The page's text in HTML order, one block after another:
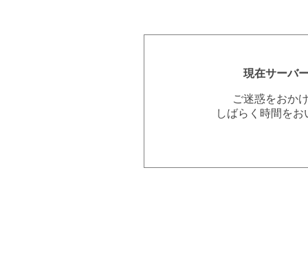
現在サーバ
ご迷惑をおか
しばらく時間を